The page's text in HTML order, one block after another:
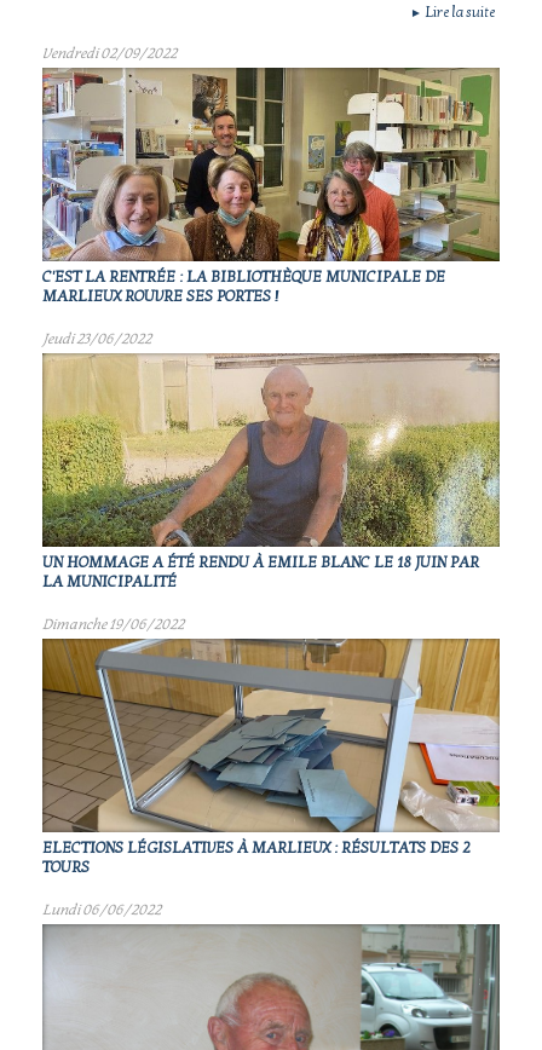
► Lire la suite
Vendredi 02/09/2022
C'EST LA RENTRÉE : LA BIBLIOTHÈQUE MUNICIPALE DE
MARLIEUX ROUVRE SES PORTES !
Jeudi 23/06/2022
UN HOMMAGE A ÉTÉ RENDU À EMILE BLANC LE 18 JUIN PAR
LA MUNICIPALITÉ
Dimanche 19/06/2022
ELECTIONS LÉGISLATIVES À MARLIEUX : RÉSULTATS DES 2
TOURS
Lundi 06/06/2022